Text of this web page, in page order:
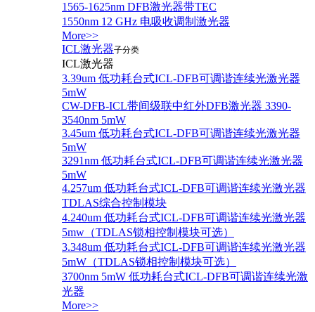
1565-1625nm DFB激光器带TEC
1550nm 12 GHz 电吸收调制激光器
More>>
ICL激光器子分类
ICL激光器
3.39um 低功耗台式ICL-DFB可调谐连续光激光器
5mW
CW-DFB-ICL带间级联中红外DFB激光器 3390-
3540nm 5mW
3.45um 低功耗台式ICL-DFB可调谐连续光激光器
5mW
3291nm 低功耗台式ICL-DFB可调谐连续光激光器
5mW
4.257um 低功耗台式ICL-DFB可调谐连续光激光器
TDLAS综合控制模块
4.240um 低功耗台式ICL-DFB可调谐连续光激光器
5mw（TDLAS锁相控制模块可选）
3.348um 低功耗台式ICL-DFB可调谐连续光激光器
5mW（TDLAS锁相控制模块可选）
3700nm 5mW 低功耗台式ICL-DFB可调谐连续光激
光器
More>>